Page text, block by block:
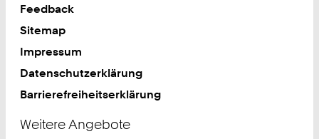
Feedback
Sitemap
Impressum
Datenschutzerklärung
Barrierefreiheitserklärung
Weitere Angebote